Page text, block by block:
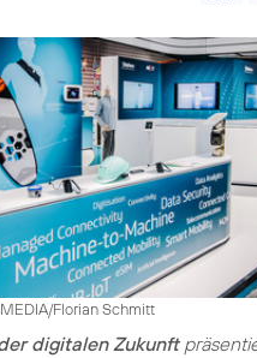
Florian Schmitt
digitalen Zukunft